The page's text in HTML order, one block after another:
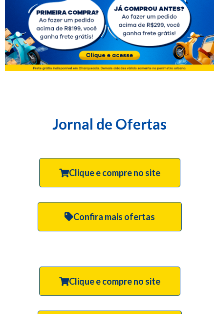
Jornal de Ofertas
Clique e compre no site
Confira mais ofertas
Clique e compre no site